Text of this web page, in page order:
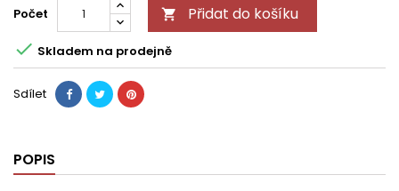
Počet  Přidat do košíku
 Skladem na prodejně
Sdílet
POPIS